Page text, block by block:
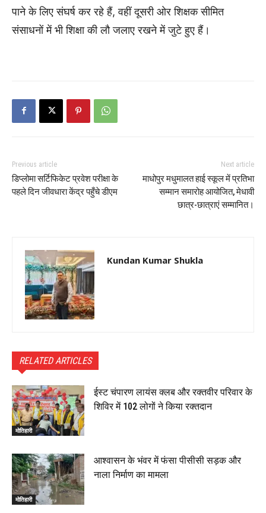
पाने के लिए संघर्ष कर रहे हैं, वहीं दूसरी ओर शिक्षक सीमित
संसाधनों में भी शिक्षा की लौ जलाए रखने में जुटे हुए हैं।
Previous article
डिप्लोमा सर्टिफिकेट प्रवेश परीक्षा के
पहले दिन जीवधारा केंद्र पहुँचे डीएम
Next article
माधोपुर मधुमालत हाई स्कूल में प्रतिभा
सम्मान समारोह आयोजित, मेधावी
छात्र-छात्राएं सम्मानित।
Kundan Kumar Shukla
RELATED ARTICLES
मोतिहारी
ईस्ट चंपारण लायंस क्लब और रक्तवीर परिवार के
शिविर में 102 लोगों ने किया रक्तदान
मोतिहारी
आश्वासन के भंवर में फंसा पीसीसी सड़क और
नाला निर्माण का मामला